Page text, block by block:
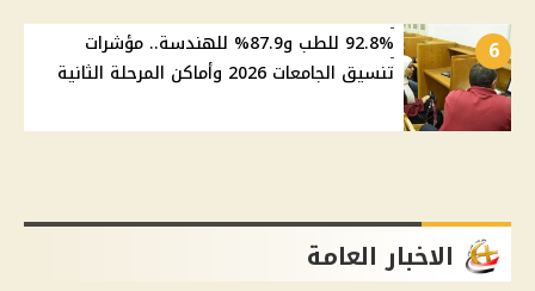
6
92.8% للطب و87.9% للهندسة.. مؤشرات
تنسيق الجامعات 2026 وأماكن المرحلة الثانية
الاخبار العامة